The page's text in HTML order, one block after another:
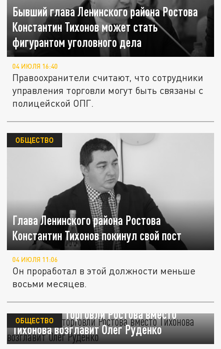
Бывший глава Ленинского района Ростова
Константин Тихонов может стать
фигурантом уголовного дела
04 ИЮЛЯ 16:40
Правоохранители считают, что сотрудники
управления торговли могут быть связаны с
полицейской ОПГ.
Глава Ленинского района Ростова
Константин Тихонов покинул свой пост
ОБЩЕСТВО
04 ИЮЛЯ 11:06
Он проработал в этой должности меньше
восьми месяцев.
Управление торговли Ростова вместо
Тихонова возглавит Олег Руденко
ОБЩЕСТВО